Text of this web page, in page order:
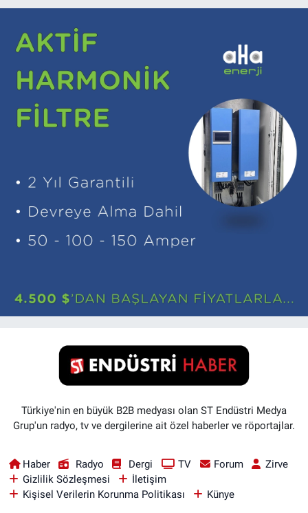
Türkiye'nin en büyük B2B medyası olan ST Endüstri Medya
Grup'un radyo, tv ve dergilerine ait özel haberler ve röportajlar.
Haber Radyo Dergi TV Forum
Zirve
Gizlilik Sözleşmesi
İletişim
Kişisel Verilerin Korunma Politikası
Künye